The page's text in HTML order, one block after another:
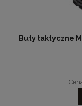
Buty taktyczne